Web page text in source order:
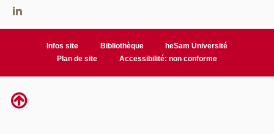
Infos site Bibliothèque
heSam Université
Plan de site
Accessibilité: non conforme